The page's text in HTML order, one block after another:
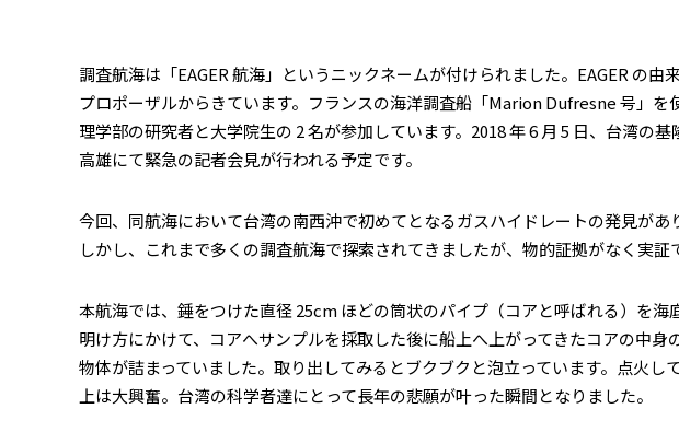
調査航海は「EAGER 航海」というニックネームが付けられました。EAGER
プロポーザルからきています。フランスの海洋調査船「Marion Dufresne 号」
理学部の研究者と大学院生の 2 名が参加しています。2018 年 6 月 5 日、台湾の
高雄にて緊急の記者会見が行われる予定です。
今回、同航海において台湾の南西沖で初めてとなるガスハイドレートの発見が
しかし、これまで多くの調査航海で探索されてきましたが、物的証拠がなく実
本航海では、錘をつけた直径 25cm ほどの筒状のパイプ（コアと呼ばれる）を
明け方にかけて、コアへサンプルを採取した後に船上へ上がってきたコアの中
物体が詰まっていました。取り出してみるとブクブクと泡立っています。点火
上は大興奮。台湾の科学者達にとって長年の悲願が叶った瞬間となりました。